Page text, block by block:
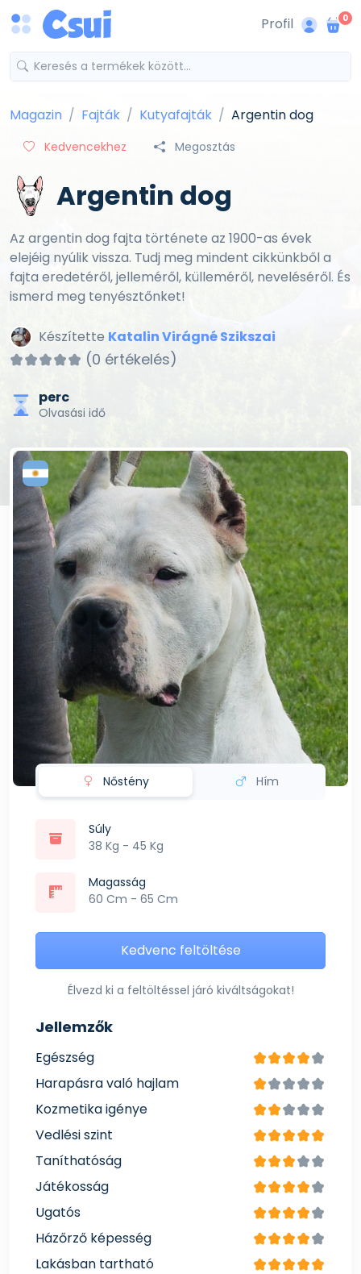
Profil 0
Magazin Fajták Kutyafajták Argentin dog
Kedvencekhez Megosztás
Argentin dog
Az argentin dog fajta története az 1900-as évek
elejéig nyúlik vissza. Tudj meg mindent cikkünkből a
fajta eredetéről, jelleméről, külleméről, neveléséről. És
ismerd meg tenyésztőnket!
Készítette Katalin Virágné Szikszai
(0 értékelés)
perc
Olvasási idő
Nőstény Hím
Súly
38 Kg - 45 Kg
Magasság
60 Cm - 65 Cm
Kedvenc feltöltése
Élvezd ki a feltöltéssel járó kiváltságokat!
Jellemzők
Egészség
Harapásra való hajlam
Kozmetika igénye
Vedlési szint
Taníthatóság
Játékosság
Ugatós
Házőrző képesség
Lakásban tartható